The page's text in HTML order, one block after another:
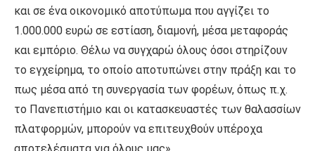
και σε ένα οικονομικό αποτύπωμα που αγγίζει το
1.000.000 ευρώ σε εστίαση, διαμονή, μέσα μεταφοράς
και εμπόριο. Θέλω να συγχαρώ όλους όσοι στηρίζουν
το εγχείρημα, το οποίο αποτυπώνει στην πράξη και το
πως μέσα από τη συνεργασία των φορέων, όπως π.χ.
το Πανεπιστήμιο και οι κατασκευαστές των θαλασσίων
πλατφορμών, μπορούν να επιτευχθούν υπέροχα